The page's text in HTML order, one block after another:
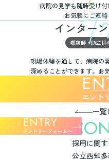
病院の見学も随時受け付
お気軽にご連絡
インター
看護師・助産師
現場体験を通して、病院の
深めることができます。お
エント
一覧
エントリーフォームへ
採用に関
公立西知多